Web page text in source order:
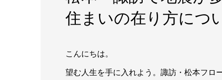
住まいの在り方につ
こんにちは。
望む人生を手に入れよう。諏訪・松本フロ